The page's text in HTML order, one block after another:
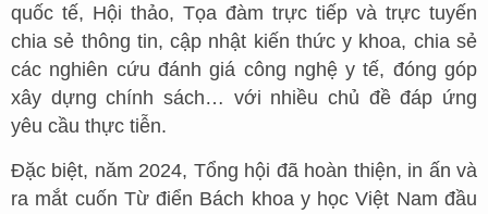
quốc tế, Hội thảo, Tọa đàm trực tiếp và trực tuyến
chia sẻ thông tin, cập nhật kiến thức y khoa, chia sẻ
các nghiên cứu đánh giá công nghệ y tế, đóng góp
xây dựng chính sách… với nhiều chủ đề đáp ứng
yêu cầu thực tiễn.
Đặc biệt, năm 2024, Tổng hội đã hoàn thiện, in ấn và
ra mắt cuốn Từ điển Bách khoa y học Việt Nam đầu